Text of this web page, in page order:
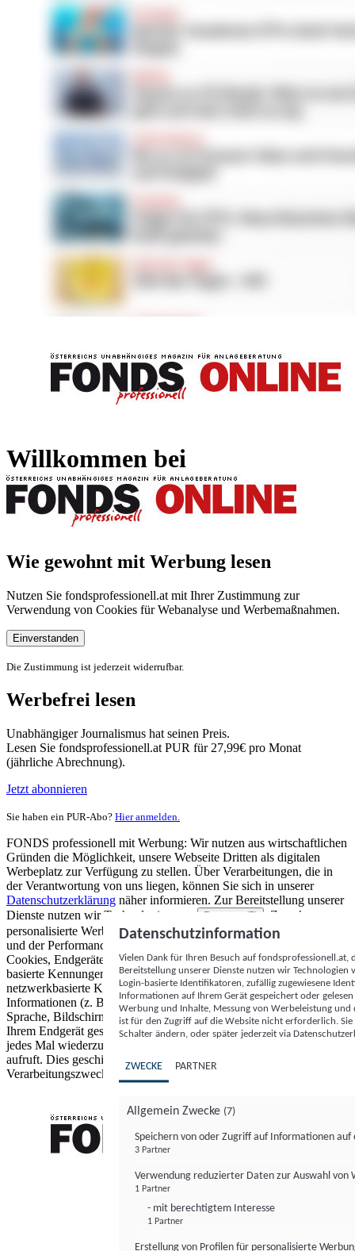
Willkommen bei
Wie gewohnt mit Werbung lesen
Nutzen Sie fondsprofessionell.at mit Ihrer Zustimmung zur
Verwendung von Cookies für Webanalyse und Werbemaßnahmen.
Einverstanden
Die Zustimmung ist jederzeit widerrufbar.
Werbefrei lesen
Unabhängiger Journalismus hat seinen Preis.
Lesen Sie fondsprofessionell.at PUR für 27,99€ pro Monat
(jährliche Abrechnung).
Jetzt abonnieren
Sie haben ein PUR-Abo? Hier anmelden.
FONDS professionell mit Werbung: Wir nutzen aus wirtschaftlichen
Gründen die Möglichkeit, unsere Webseite Dritten als digitalen
Werbeplatz zur Verfügung zu stellen. Über Verarbeitungen, die in
der Verantwortung von uns liegen, können Sie sich in unserer
Datenschutzerklärung näher informieren. Zur Bereitstellung unserer
Dienste nutzen wir Technologien von
Partnern (5)
. Zwecke:
personalisierte Werbung und Inhalte, Messung von Werbeleistung
und der Performance von Inhalten sowie Zielgruppenforschung.
Cookies, Endgeräte- oder ähnliche Online-Kennungen (z. B. login-
basierte Kennungen, zufällig generierte Kennungen,
netzwerkbasierte Kennungen) können zusammen mit anderen
Informationen (z. B. Browsertyp und Browserinformationen,
Sprache, Bildschirmgröße, unterstützte Technologien usw.) auf
Ihrem Endgerät gespeichert oder von dort ausgelesen werden, um es
jedes Mal wiederzuerkennen, wenn es eine App oder einer Webseite
aufruft. Dies geschieht für einen oder mehrere der hier aufgeführten
Verarbeitungszwecke.
Datenschutzinformation
Vielen Dank für Ihren Besuch auf
Bereitstellung unserer Dienste nutzen wir Technologien
Login-basierte Identifikatoren, zufällig zugewiesene
Informationen auf Ihrem Gerät gespeichert oder
Werbung und Inhalte, Messung von Werbeleistung
ist für den Zugriff auf die Website nicht erforderlich.
Schalter ändern, oder später jederzeit via
ZWECKE PARTNER
Allgemein Zwecke (7)
Speichern von oder Zugriff auf Informationen auf
3 Partner
Verwendung reduzierter Daten zur Auswahl von
1 Partner
- mit berechtigtem Interesse
1 Partner
Erstellung von Profilen für personalisierte
FONDS professionell